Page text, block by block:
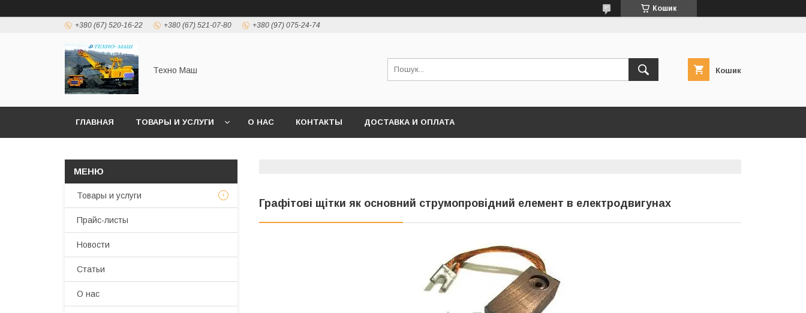
Кошик
+380 (67) 520-16-22 +380 (67) 521-07-80 +380 (97) 075-24-74
Техно Маш Кошик
ГЛАВНАЯ ТОВАРЫ И УСЛУГИ О НАС КОНТАКТЫ ДОСТАВКА И ОПЛАТА
Графітові щітки як основний струмопровідний елемент в електродвигунах
Товары и услуги
Прайс-листы
Новости
Статьи
О нас